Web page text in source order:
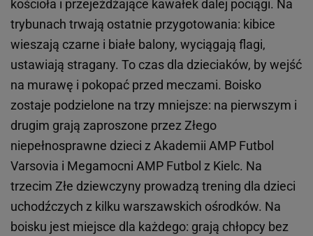
kościoła i przejeżdżające kawałek dalej pociągi. Na
trybunach trwają ostatnie przygotowania: kibice
wieszają czarne i białe balony, wyciągają flagi,
ustawiają stragany. To czas dla dzieciaków, by wejść
na murawę i pokopać przed meczami. Boisko
zostaje podzielone na trzy mniejsze: na pierwszym i
drugim grają zaproszone przez Złego
niepełnosprawne dzieci z Akademii AMP Futbol
Varsovia i Megamocni AMP Futbol z Kielc. Na
trzecim Złe dziewczyny prowadzą trening dla dzieci
uchodźczych z kilku warszawskich ośrodków. Na
boisku jest miejsce dla każdego: grają chłopcy bez